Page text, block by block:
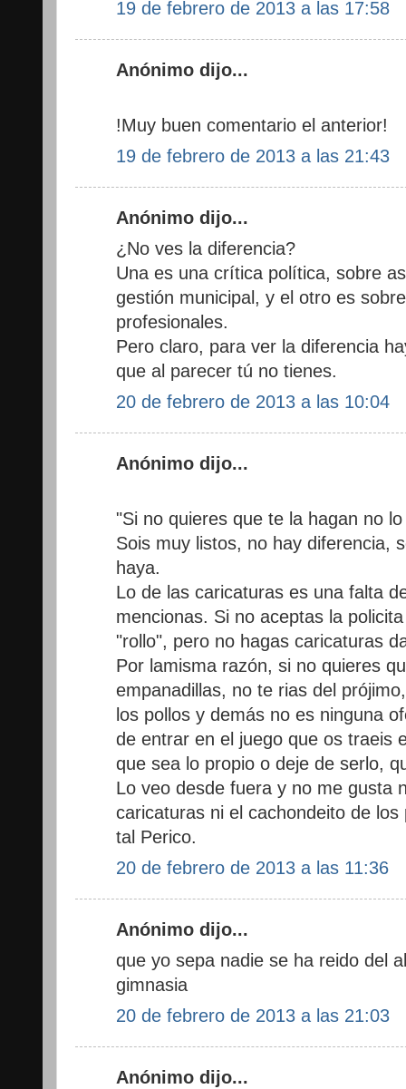
19 de febrero de 2013 a las 17:58
Anónimo dijo...
!Muy buen comentario el anterior!
19 de febrero de 2013 a las 21:43
Anónimo dijo...
¿No ves la diferencia?
Una es una crítica política, sobre
gestión municipal, y el otro es
profesionales.
Pero claro, para ver la diferencia
que al parecer tú no tienes.
20 de febrero de 2013 a las 10:04
Anónimo dijo...
"Si no quieres que te la hagan no
Sois muy listos, no hay diferencia,
haya.
Lo de las caricaturas es una falta
mencionas. Si no aceptas la
"rollo", pero no hagas caricaturas
Por lamisma razón, si no quieres
empanadillas, no te rias del
los pollos y demás no es ninguna
de entrar en el juego que os traeis
que sea lo propio o deje de serlo,
Lo veo desde fuera y no me gusta
caricaturas ni el cachondeito de
tal Perico.
20 de febrero de 2013 a las 11:36
Anónimo dijo...
que yo sepa nadie se ha reido del
gimnasia
20 de febrero de 2013 a las 21:03
Anónimo dijo...